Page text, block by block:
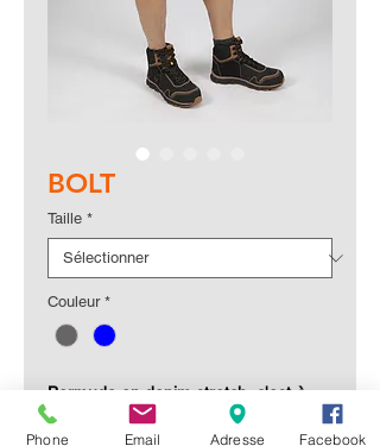
BOLT
Taille *
Couleur *
Bermuda en denim stretch, c'est-à-
dire aussi confortable qu'un jogging
Phone Email Adresse Facebook